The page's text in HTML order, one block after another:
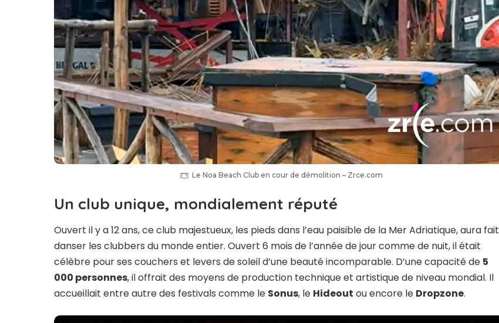
Le Noa Beach Club en cour de démolition – Zrce.com
Un club unique, mondialement réputé
Ouvert il y a 12 ans, ce club majestueux, les pieds dans l’eau paisible de la Mer Adriatique, aura fait
danser les clubbers du monde entier. Ouvert 6 mois de l’année de jour comme de nuit, il était
célèbre pour ses couchers et levers de soleil d’une beauté incomparable. D’une capacité de 5
000 personnes, il offrait des moyens de production technique et artistique de niveau mondial. Il
accueillait entre autre des festivals comme le Sonus, le Hideout ou encore le Dropzone.